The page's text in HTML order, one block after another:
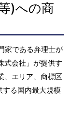
)への商
家である弁理士が
式会社」が提供す
、エリア、商標区
る国内最大規模